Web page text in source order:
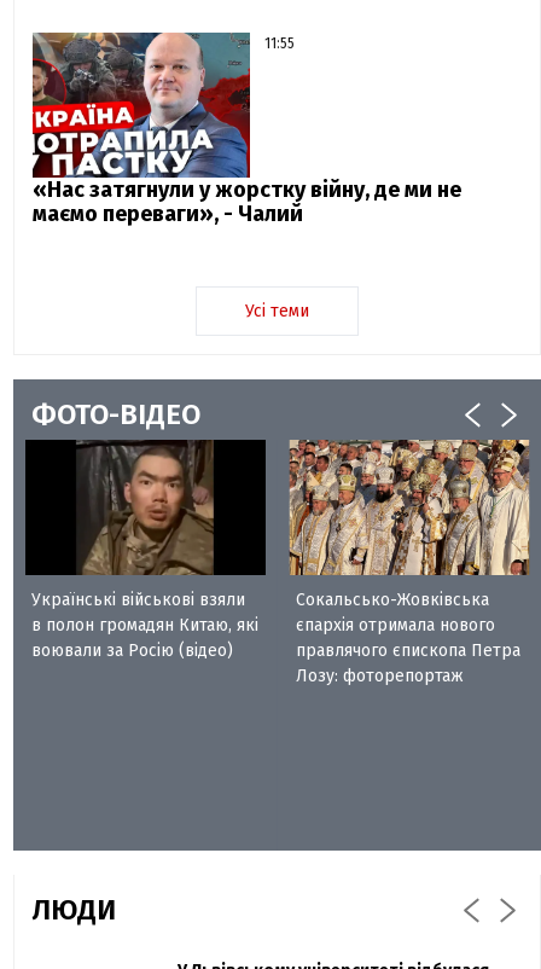
11:55
«Нас затягнули у жорстку війну, де ми не
маємо переваги», - Чалий
Усі теми
ФОТО-ВІДЕО
Українські військові взяли
в полон громадян Китаю, які
воювали за Росію (відео)
Сокальсько-Жовківська
єпархія отримала нового
правлячого єпископа Петра
Лозу: фоторепортаж
ЛЮДИ